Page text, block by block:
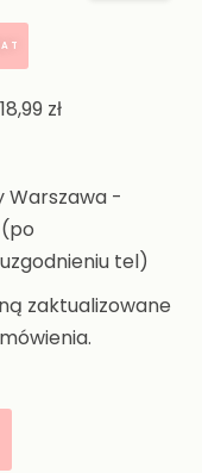
18,99 zł
Warszawa -
tel)
zaktualizowane